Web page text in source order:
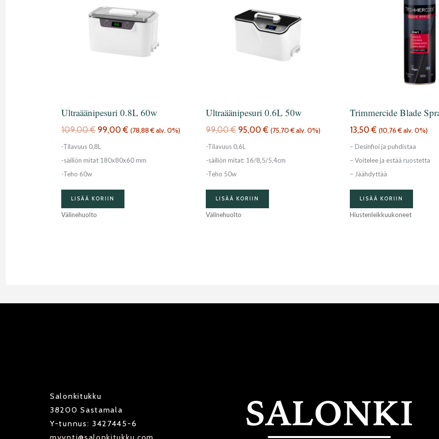
Ultraäänipesuri 0.8L 60w
109,00€
109,00 €.
99,00€
99,00 €.
(78,88€alv. 0%)
-Tilavuus 0,8L
-säiliön mitat 180x80x60 mm
-Teho 60w
LISÄÄ KORIIN
Välinehuolto
Ultraäänipesuri 0.6L 50w
99,00€ 95,00€ (75,70€alv. 0%)
-Tilavuus 0,6L
-säiliön mitat: 16/8,5/5,4cm
-Teho 50w
LISÄÄ KORIIN
Välinehuolto
Trimmercide Blade
13,50€ (10,76€alv. 0%)
– Desinfioi ja puhdistaa
– Voitelee ja estää ruostetta
– Jäähdyttää
LISÄÄ KORIIN
Hiustenleikkuukoneet
Salonkitukku
38200 Sastamala
Y-tunnus: 3427445-6